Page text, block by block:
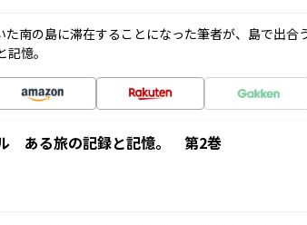
た南の島に滞在することになった筆者が、島で出合
憶。
ある旅の記録と記憶。 第2巻